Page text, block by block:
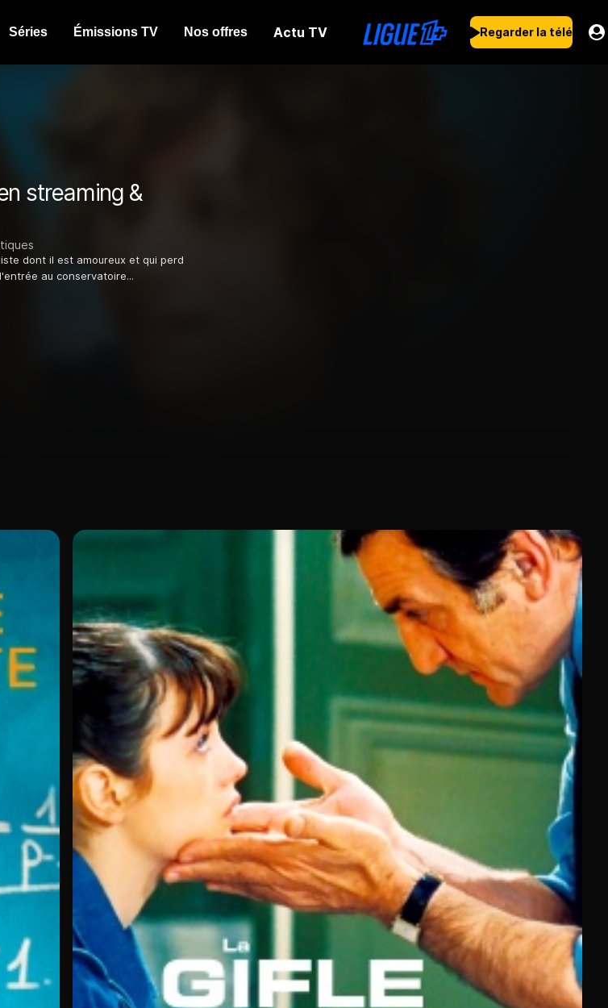
Séries Émissions TV Nos offres Actu TV Regarder la télé
streaming &
dont il est amoureux et qui perd
au conservatoire...